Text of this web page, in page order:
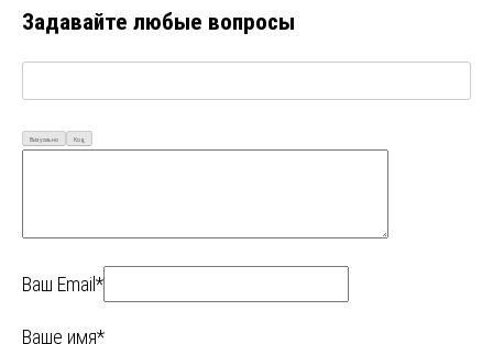
Задавайте любые вопросы
Визуально Код
Ваш Email*
Ваше имя*